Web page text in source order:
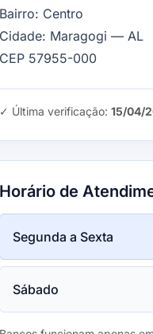
Bairro: Centro
Cidade: Maragogi — AL
CEP 57955-000
✓ Última verificação: 15/04/
Horário de
Segunda a Sexta
Sábado